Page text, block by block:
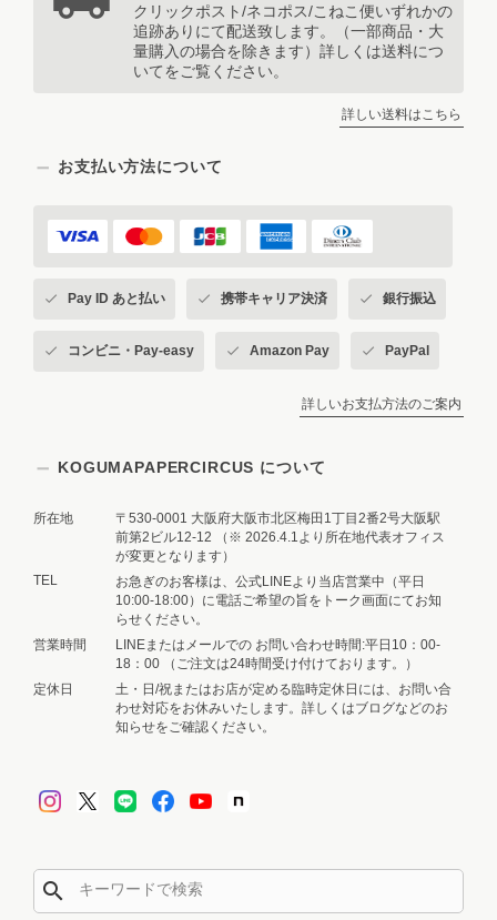
クリックポスト/ネコポス/こねこ便いずれかの
追跡ありにて配送致します。（一部商品・大
量購入の場合を除きます）詳しくは送料につ
いてをご覧ください。
詳しい送料はこちら
お支払い方法について
Pay ID あと払い 携帯キャリア決済 銀行振込
コンビニ・Pay-easy Amazon Pay PayPal
詳しいお支払方法のご案内
KOGUMAPAPERCIRCUS について
所在地
〒530-0001 大阪府大阪市北区梅田1丁目2番2号大阪駅
前第2ビル12-12 （※ 2026.4.1より所在地代表オフィス
が変更となります）
TEL
お急ぎのお客様は、公式LINEより当店営業中（平日
10:00-18:00）に電話ご希望の旨をトーク画面にてお知
らせください。
営業時間
LINEまたはメールでの お問い合わせ時間:平日10：00-
18：00 （ご注文は24時間受け付けております。）
定休日
土・日/祝またはお店が定める臨時定休日には、お問い合
わせ対応をお休みいたします。詳しくはブログなどのお
知らせをご確認ください。
search